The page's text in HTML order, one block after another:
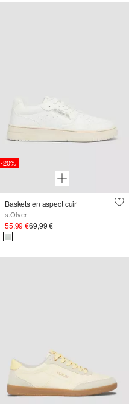
-20%
Baskets en aspect cuir
s.Oliver
55,99 €69,99 €